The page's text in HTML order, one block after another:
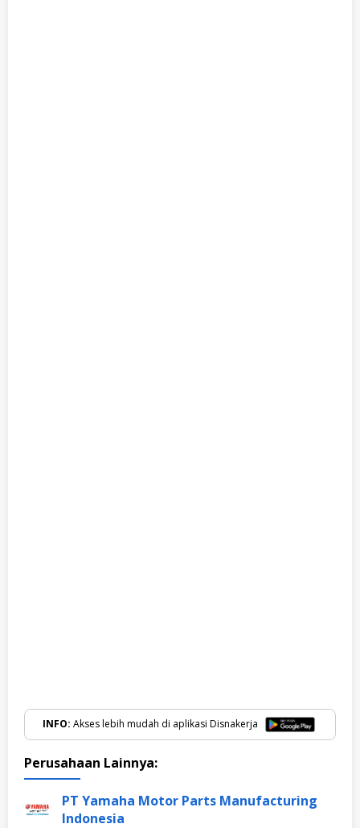
INFO: Akses lebih mudah di aplikasi Disnakerja
Perusahaan Lainnya:
PT Yamaha Motor Parts Manufacturing
Indonesia